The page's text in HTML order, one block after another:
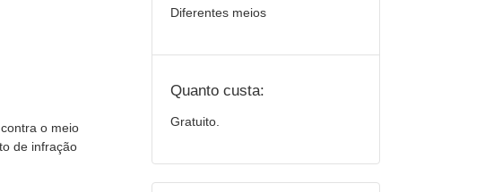
o meio
de infração
Diferentes meios
Quanto custa:
Gratuito.